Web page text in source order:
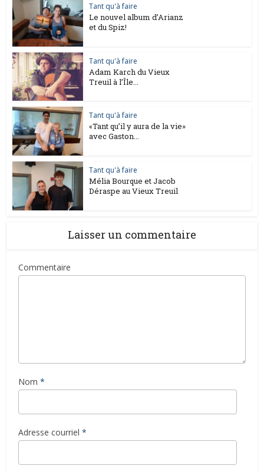
Tant qu'à faire
Le nouvel album d’Arianz
et du Spiz!
Tant qu'à faire
Adam Karch du Vieux
Treuil à l’Île...
Tant qu'à faire
«Tant qu’il y aura de la vie»
avec Gaston...
Tant qu'à faire
Mélia Bourque et Jacob
Déraspe au Vieux Treuil
Laisser un commentaire
Commentaire
Nom *
Adresse courriel *